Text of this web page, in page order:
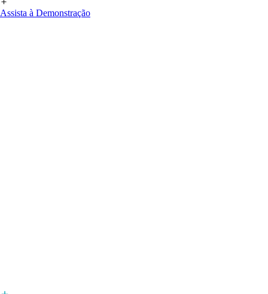
Assista à Demonstração